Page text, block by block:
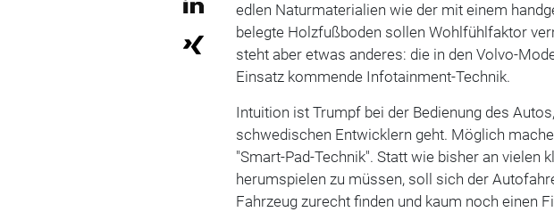
edlen Naturmaterialien wie der mit einem
belegte Holzfußboden sollen Wohlfühlfaktor
steht aber etwas anderes: die in den Volvo-
Einsatz kommende Infotainment-Technik.
Intuition ist Trumpf bei der Bedienung des
schwedischen Entwicklern geht. Möglich
"Smart-Pad-Technik". Statt wie bisher an vielen
herumspielen zu müssen, soll sich der
Fahrzeug zurecht finden und kaum noch einen